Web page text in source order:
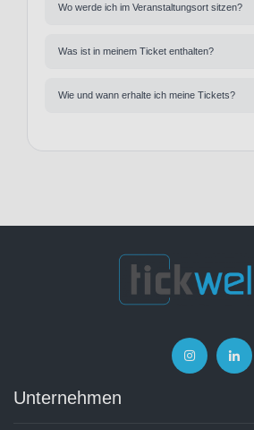
Wo werde ich im Veranstaltungsort sitzen?
Was ist in meinem Ticket enthalten?
Wie und wann erhalte ich meine Tickets?
Unternehmen